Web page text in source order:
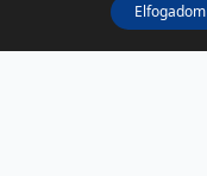
Elfogadom